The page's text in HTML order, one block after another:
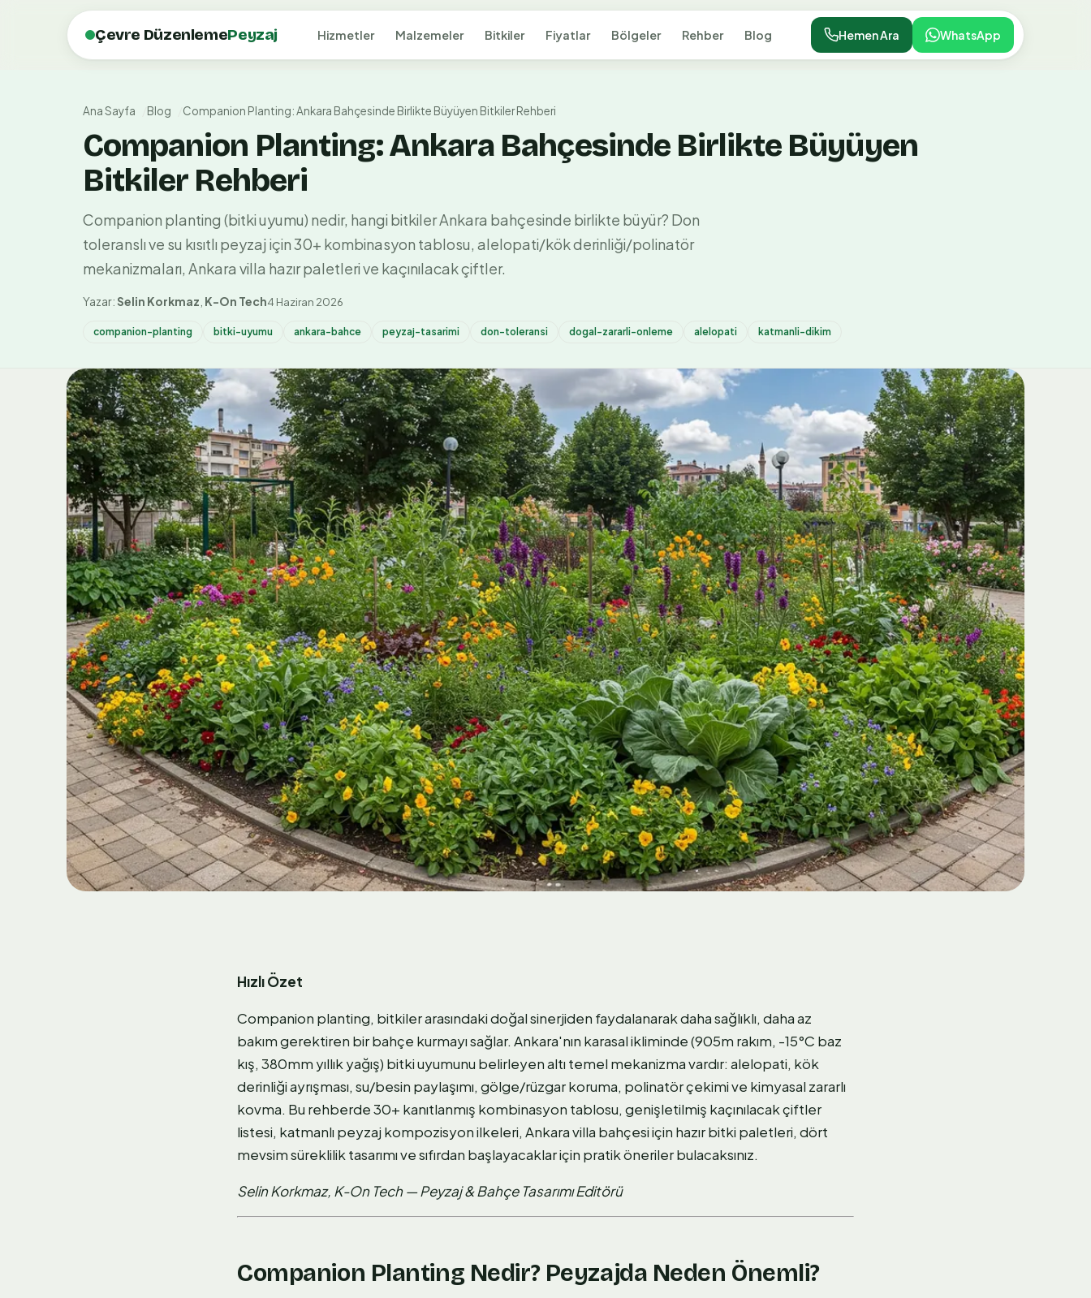
Çevre DüzenlemePeyzaj Hizmetler Malzemeler Bitkiler Fiyatlar Bölgeler Rehber Blog Hemen Ara WhatsApp
Ana Sayfa Blog Companion Planting: Ankara Bahçesinde Birlikte Büyüyen Bitkiler Rehberi
Companion Planting: Ankara Bahçesinde Birlikte Büyüyen
Bitkiler Rehberi
Companion planting (bitki uyumu) nedir, hangi bitkiler Ankara bahçesinde birlikte büyür? Don
toleranslı ve su kısıtlı peyzaj için 30+ kombinasyon tablosu, alelopati/kök derinliği/polinatör
mekanizmaları, Ankara villa hazır paletleri ve kaçınılacak çiftler.
Yazar:Selin Korkmaz K-On Tech4 Haziran 2026
companion-planting bitki-uyumu ankara-bahce peyzaj-tasarimi don-toleransi dogal-zararli-onleme alelopati katmanli-dikim
Hızlı Özet
Companion planting, bitkiler arasındaki doğal sinerjiden faydalanarak daha sağlıklı, daha az
bakım gerektiren bir bahçe kurmayı sağlar. Ankara'nın karasal ikliminde (905m rakım, -15°C baz
kış, 380mm yıllık yağış) bitki uyumunu belirleyen altı temel mekanizma vardır: alelopati, kök
derinliği ayrışması, su/besin paylaşımı, gölge/rüzgar koruma, polinatör çekimi ve kimyasal zararlı
kovma. Bu rehberde 30+ kanıtlanmış kombinasyon tablosu, genişletilmiş kaçınılacak çiftler
listesi, katmanlı peyzaj kompozisyon ilkeleri, Ankara villa bahçesi için hazır bitki paletleri, dört
mevsim süreklilik tasarımı ve sıfırdan başlayacaklar için pratik öneriler bulacaksınız.
Selin Korkmaz, K-On Tech — Peyzaj & Bahçe Tasarımı Editörü
Companion Planting Nedir? Peyzajda Neden Önemli?